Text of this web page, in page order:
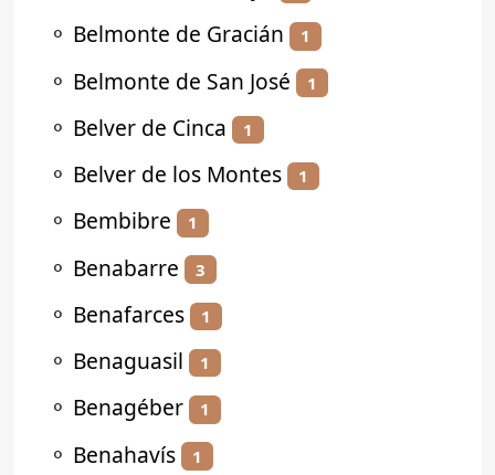
⚬ Belmonte de Gracián 1
⚬ Belmonte de San José 1
⚬ Belver de Cinca 1
⚬ Belver de los Montes 1
⚬ Bembibre 1
⚬ Benabarre 3
⚬ Benafarces 1
⚬ Benaguasil 1
⚬ Benagéber 1
⚬ Benahavís 1